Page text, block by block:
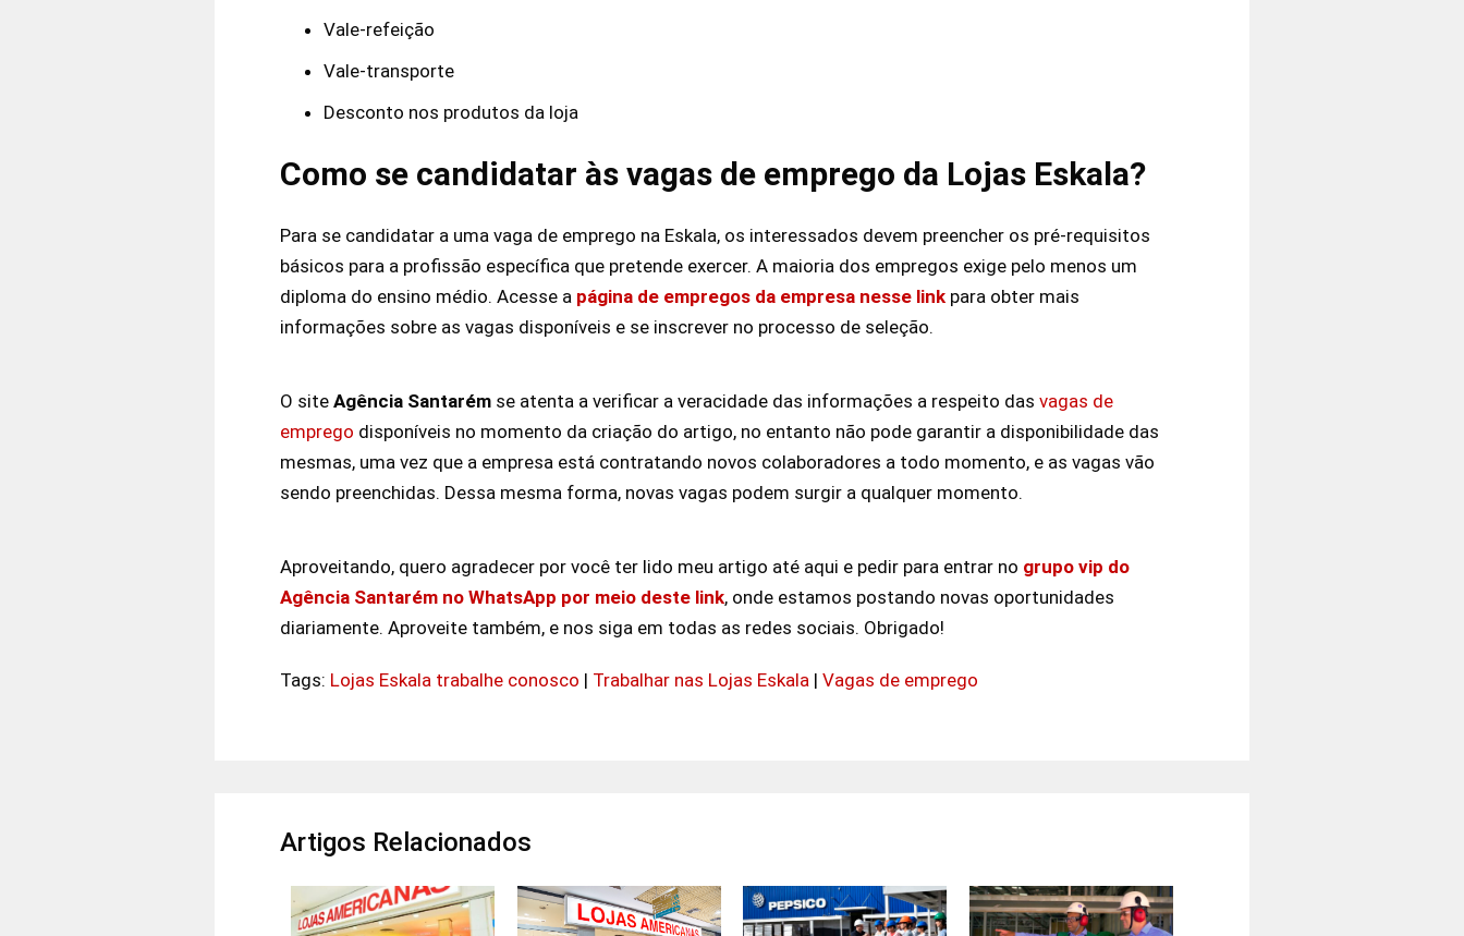
Vale-refeição
Vale-transporte
Desconto nos produtos da loja
Como se candidatar às vagas de emprego da Lojas Eskala?
Para se candidatar a uma vaga de emprego na Eskala, os interessados devem preencher os pré-requisitos
básicos para a profissão específica que pretende exercer. A maioria dos empregos exige pelo menos um
diploma do ensino médio. Acesse a página de empregos da empresa nesse link para obter mais
informações sobre as vagas disponíveis e se inscrever no processo de seleção.
O site Agência Santarém se atenta a verificar a veracidade das informações a respeito das vagas de
emprego disponíveis no momento da criação do artigo, no entanto não pode garantir a disponibilidade das
mesmas, uma vez que a empresa está contratando novos colaboradores a todo momento, e as vagas vão
sendo preenchidas. Dessa mesma forma, novas vagas podem surgir a qualquer momento.
Aproveitando, quero agradecer por você ter lido meu artigo até aqui e pedir para entrar no grupo vip do
Agência Santarém no WhatsApp por meio deste link, onde estamos postando novas oportunidades
diariamente. Aproveite também, e nos siga em todas as redes sociais. Obrigado!
Tags: Lojas Eskala trabalhe conosco | Trabalhar nas Lojas Eskala | Vagas de emprego
Artigos Relacionados